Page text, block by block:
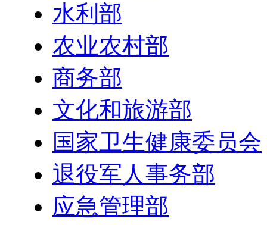
水利部
农业农村部
商务部
文化和旅游部
国家卫生健康委员会
退役军人事务部
应急管理部